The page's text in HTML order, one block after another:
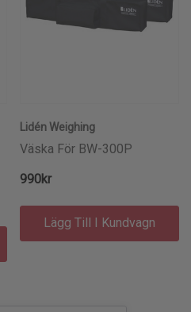
Lidén Weighing
Väska För BW-300P
990kr
Lägg Till I Kundvagn